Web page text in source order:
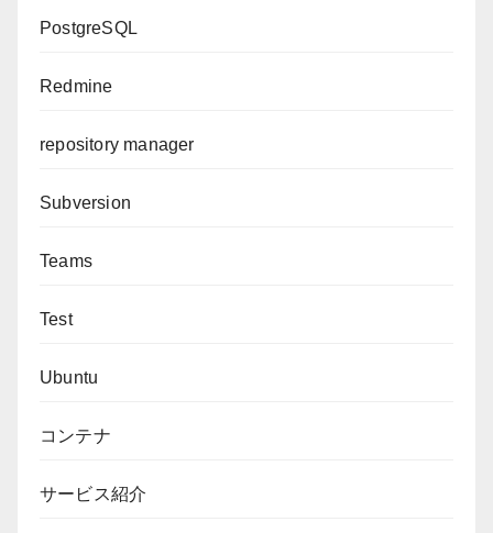
PostgreSQL
Redmine
repository manager
Subversion
Teams
Test
Ubuntu
コンテナ
サービス紹介